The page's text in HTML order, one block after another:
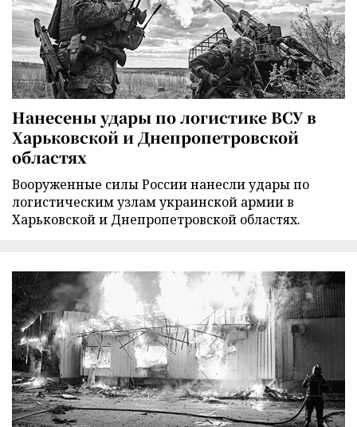
Нанесены удары по логистике ВСУ в
Харьковской и Днепропетровской
областях
Вооруженные силы России нанесли удары по
логистическим узлам украинской армии в
Харьковской и Днепропетровской областях.